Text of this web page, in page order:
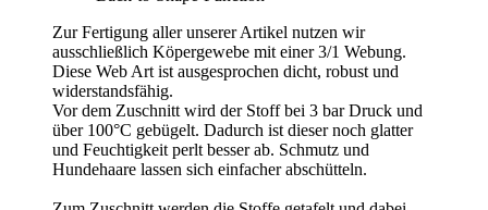
Zur Fertigung aller unserer Artikel nutzen wir
ausschließlich Köpergewebe mit einer 3/1 Webung.
Diese Web Art ist ausgesprochen dicht, robust und
widerstandsfähig.
Vor dem Zuschnitt wird der Stoff bei 3 bar Druck und
über 100°C gebügelt. Dadurch ist dieser noch glatter
und Feuchtigkeit perlt besser ab. Schmutz und
Hundehaare lassen sich einfacher abschütteln.